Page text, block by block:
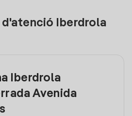
d'atenció Iberdrola
Iberdrola
Avenida